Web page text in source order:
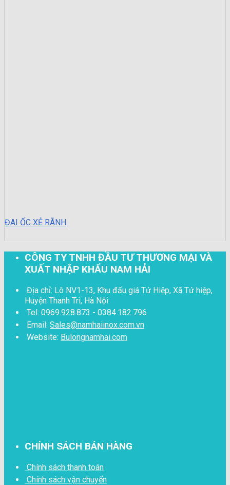
ĐAI ỐC XẺ RÃNH
CÔNG TY TNHH ĐẦU TƯ THƯƠNG MẠI VÀ
XUẤT NHẬP KHẨU NAM HẢI
Địa chỉ: Lô NV1-13, Khu đấu giá Tứ Hiệp, Xã Tứ hiệp,
Huyện Thanh Trì, Hà Nội
Tel: 0969.928.873 - 0384.182.796
Email: Sales@namhaiinox.com.vn
Website: Bulongnamhai.com
CHÍNH SÁCH BÁN HÀNG
Chính sách thanh toán
Chính sách vận chuyển